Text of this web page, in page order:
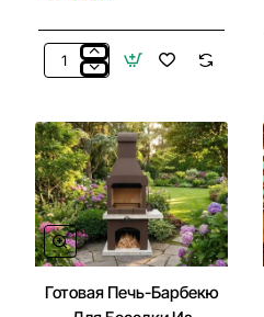
Установить
Хозблок
На
Металлические
Сваи
Готовая Печь-Барбекю